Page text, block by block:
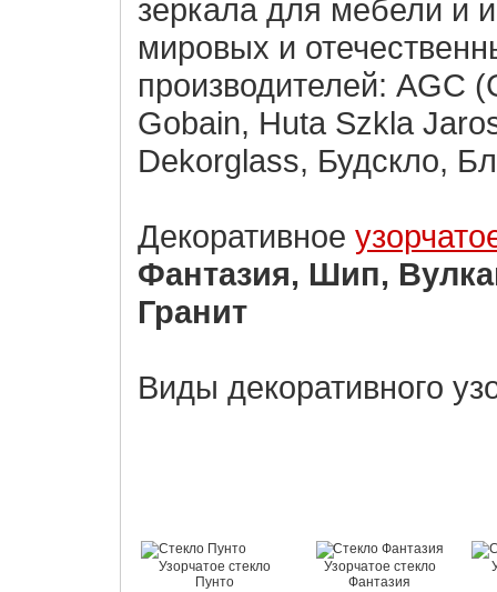
зеркала для мебели и
мировых и
производителей: AGC
Gobain, Huta Szkla
Dekorglass, Будскло,
Декоративное
Фантазия, Шип,
Гранит
Виды декоративного
Узорчатое стекло
Пунто
Узорчатое стекло
Фантазия